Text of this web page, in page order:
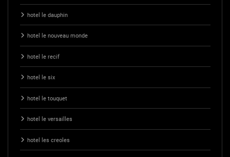
hotel le dauphin
hotel le nouveau monde
hotel le recif
hotel le six
hotel le touquet
hotel le versailles
hotel les creoles